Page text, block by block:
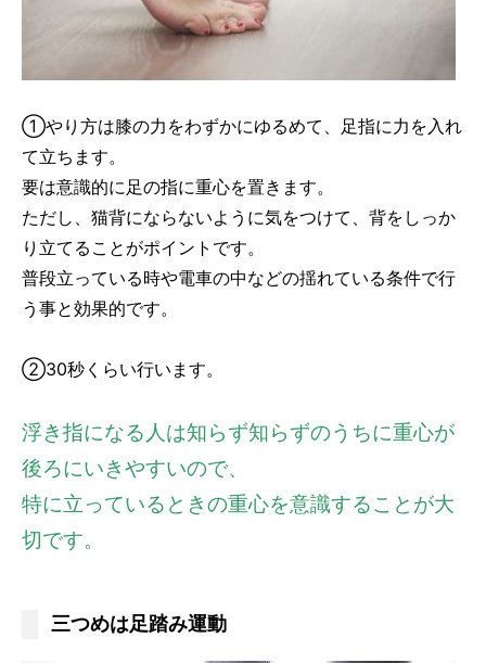
①やり方は膝の力をわずかにゆるめて、足指に力を入れ
て立ちます。
要は意識的に足の指に重心を置きます。
ただし、猫背にならないように気をつけて、背をしっか
り立てることがポイントです。
普段立っている時や電車の中などの揺れている条件で行
う事と効果的です。
②30秒くらい行います。
浮き指になる人は知らず知らずのうちに重心が
後ろにいきやすいので、
特に立っているときの重心を意識することが大
切です。
三つめは足踏み運動